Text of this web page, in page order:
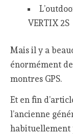
VERTIX 2S
Mais il y a
énormément
montres GPS.
Et en fin
l’ancienne
habituellement